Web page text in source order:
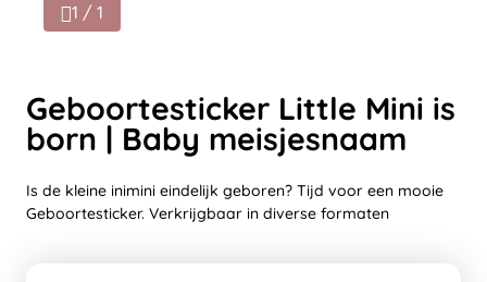
1 / 1
Geboortesticker Little Mini is
born | Baby meisjesnaam
Is de kleine inimini eindelijk geboren? Tijd voor een mooie
Geboortesticker. Verkrijgbaar in diverse formaten